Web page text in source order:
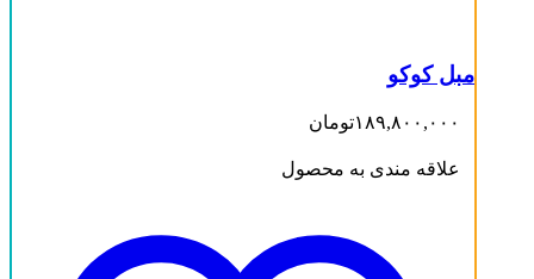
مبل کوکو
۱۸۹,۸۰۰,۰۰۰ تومان
علاقه مندی به محصول